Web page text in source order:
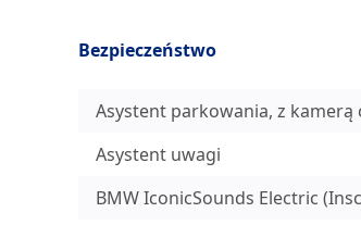
Bezpieczeństwo
Asystent parkowania, z
Asystent uwagi
BMW IconicSounds Electric